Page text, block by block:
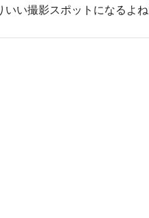
いい撮影スポットになるよね